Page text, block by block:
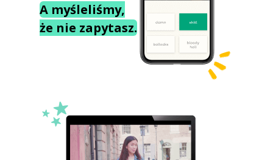
A myśleliśmy,
że nie zapytasz.